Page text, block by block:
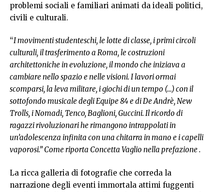
problemi sociali e familiari animati da ideali politici,
civili e culturali.
“I movimenti studenteschi, le lotte di classe, i primi circoli
culturali, il trasferimento a Roma, le costruzioni
architettoniche in evoluzione, il mondo che iniziava a
cambiare nello spazio e nelle visioni. I lavori ormai
scomparsi, la leva militare, i giochi di un tempo (…) con il
sottofondo musicale degli Equipe 84 e di De Andrè, New
Trolls, i Nomadi, Tenco, Baglioni, Guccini. Il ricordo di
ragazzi rivoluzionari he rimangono intrappolati in
un’adolescenza infinita con una chitarra in mano e i capelli
vaporosi.” Come riporta Concetta Vaglio nella prefazione .
La ricca galleria di fotografie che correda la
narrazione degli eventi immortala attimi fuggenti